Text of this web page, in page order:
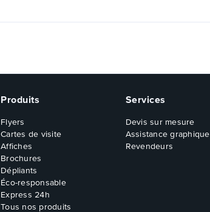
Produits
Flyers
Cartes de visite
Affiches
Brochures
Dépliants
Éco-responsable
Express 24h
Tous nos produits
Services
Devis sur mesure
Assistance graphique
Revendeurs